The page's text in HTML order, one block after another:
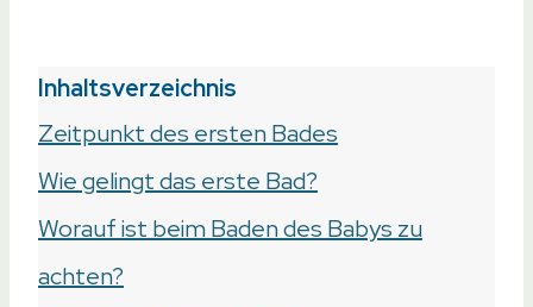
Inhaltsverzeichnis
Zeitpunkt des ersten Bades
Wie gelingt das erste Bad?
Worauf ist beim Baden des Babys zu
achten?